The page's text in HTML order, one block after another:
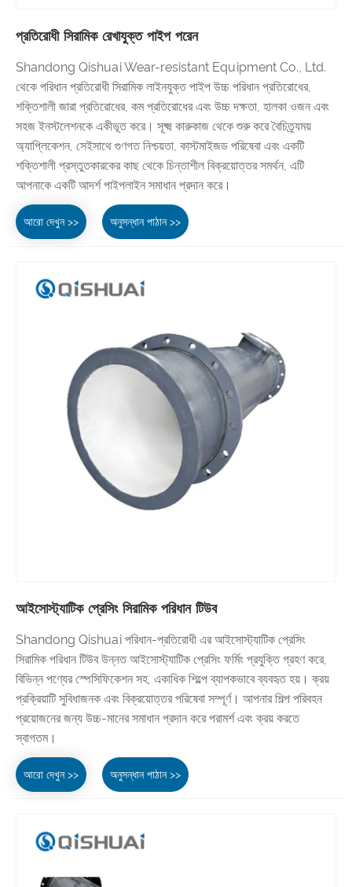
প্রতিরোধী সিরামিক রেখাযুক্ত পাইপ পরেন
Shandong Qishuai Wear-resistant Equipment Co., Ltd.
থেকে পরিধান প্রতিরোধী সিরামিক লাইনযুক্ত পাইপ উচ্চ পরিধান প্রতিরোধের,
শক্তিশালী জারা প্রতিরোধের, কম প্রতিরোধের এবং উচ্চ দক্ষতা, হালকা ওজন এবং
সহজ ইনস্টলেশনকে একীভূত করে। সূক্ষ্ম কারুকাজ থেকে শুরু করে বৈচিত্র্যময়
অ্যাপ্লিকেশন, সেইসাথে গুণগত নিশ্চয়তা, কাস্টমাইজড পরিষেবা এবং একটি
শক্তিশালী প্রস্তুতকারকের কাছ থেকে চিন্তাশীল বিক্রয়োত্তর সমর্থন, এটি
আপনাকে একটি আদর্শ পাইপলাইন সমাধান প্রদান করে।
আরো দেখুন >> অনুসন্ধান পাঠান >>
আইসোস্ট্যাটিক প্রেসিং সিরামিক পরিধান টিউব
Shandong Qishuai পরিধান-প্রতিরোধী এর আইসোস্ট্যাটিক প্রেসিং
সিরামিক পরিধান টিউব উন্নত আইসোস্ট্যাটিক প্রেসিং ফর্মিং প্রযুক্তি গ্রহণ করে,
বিভিন্ন পণ্যের স্পেসিফিকেশন সহ, একাধিক শিল্পে ব্যাপকভাবে ব্যবহৃত হয়। ক্রয়
প্রক্রিয়াটি সুবিধাজনক এবং বিক্রয়োত্তর পরিষেবা সম্পূর্ণ। আপনার শিল্প পরিবহন
প্রয়োজনের জন্য উচ্চ-মানের সমাধান প্রদান করে পরামর্শ এবং ক্রয় করতে
স্বাগতম।
আরো দেখুন >> অনুসন্ধান পাঠান >>